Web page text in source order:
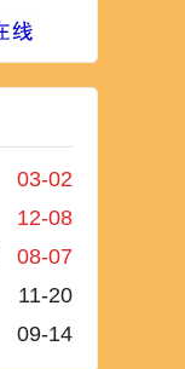
03-02
12-08
08-07
11-20
09-14